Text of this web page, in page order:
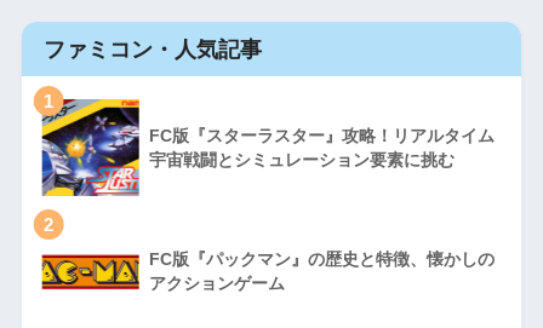
ファミコン・人気記事
1
FC版『スターラスター』攻略！リアルタイム
宇宙戦闘とシミュレーション要素に挑む
2
FC版『パックマン』の歴史と特徴、懐かしの
アクションゲーム